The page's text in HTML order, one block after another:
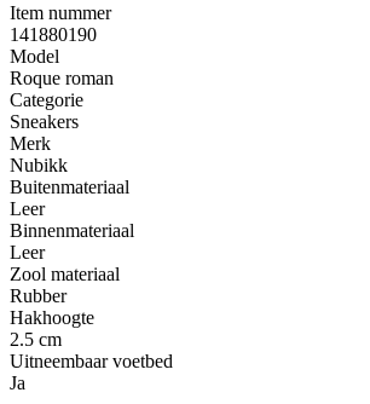
Item nummer
141880190
Model
Roque roman
Categorie
Sneakers
Merk
Nubikk
Buitenmateriaal
Leer
Binnenmateriaal
Leer
Zool materiaal
Rubber
Hakhoogte
2.5 cm
Uitneembaar voetbed
Ja